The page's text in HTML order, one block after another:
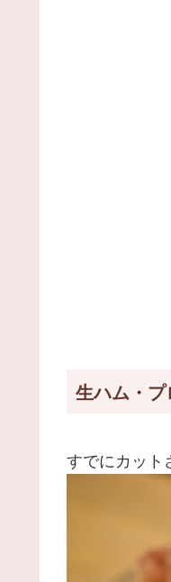
生ハム・
すでにカット